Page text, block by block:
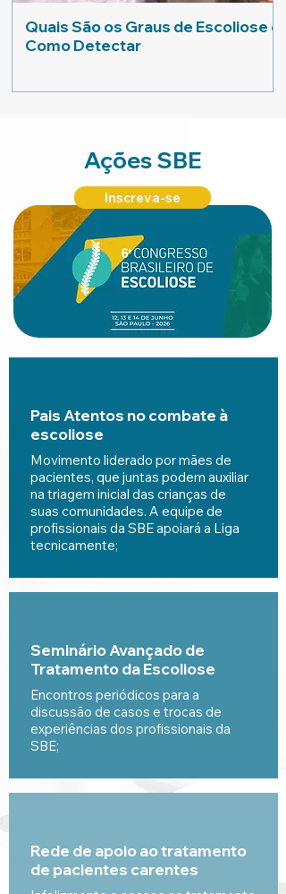
Quais São os Graus de Escoliose e
Como Detectar
Ações SBE
Inscreva-se
Pais Atentos no combate à
escoliose
Movimento liderado por mães de
pacientes, que juntas podem auxiliar
na triagem inicial das crianças de
suas comunidades. A equipe de
profissionais da SBE apoiará a Liga
tecnicamente;
Seminário Avançado de
Tratamento da Escoliose
Encontros periódicos para a
discussão de casos e trocas de
experiências dos profissionais da
SBE;
Rede de apoio ao tratamento
de pacientes carentes